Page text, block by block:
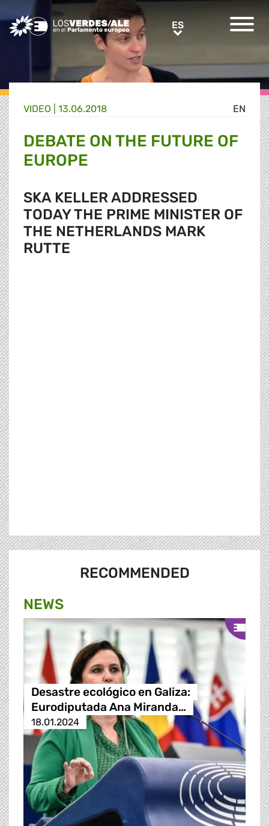
Greens/EFA Home ESES
EN
VIDEO | 13.06.2018
DEBATE ON THE FUTURE OF
EUROPE
SKA KELLER ADDRESSED
TODAY THE PRIME MINISTER OF
THE NETHERLANDS MARK
RUTTE
RECOMMENDED
NEWS
Desastre ecológico en Galiza:
Eurodiputada Ana Miranda…
18.01.2024